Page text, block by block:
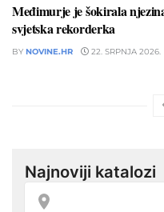
Međimurje je šokirala
svjetska rekorderka
BY NOVINE.HR 22. SRPNJA 2026.